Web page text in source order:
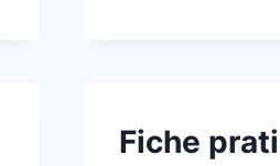
DE
Fiche